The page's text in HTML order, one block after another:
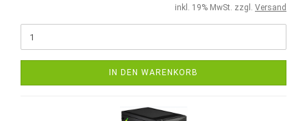
inkl. 19% MwSt. zzgl. Versand
IN DEN WARENKORB